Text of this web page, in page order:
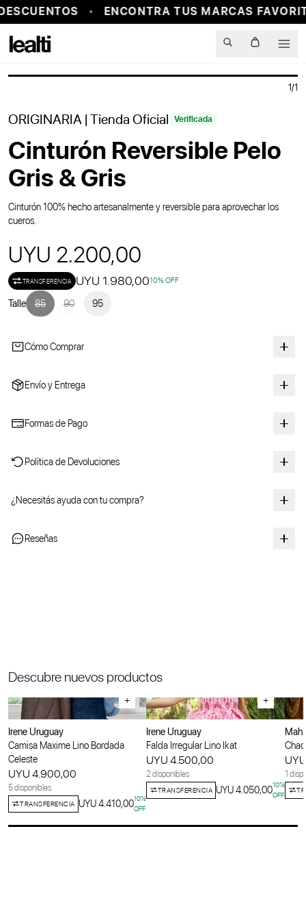
ENCONTRA TUS MARCAS
PROBADOR VIRTUAL
1/1
ORIGINARIA | Tienda Oficial Verificada
Cinturón Reversible Pelo
Gris & Gris
Cinturón 100% hecho artesanalmente y reversible para aprovechar los
cueros.
UYU 2.200,00
TRANSFERENCIA UYU 1.980,0010% OFF
Talle 85 90 95
Cómo Comprar
Envío y Entrega
Formas de Pago
Política de Devoluciones
¿Necesitás ayuda con tu compra?
Reseñas
Descubre nuevos productos
+
Irene Uruguay
Camisa Maxime Lino Bordada
Celeste
UYU 4.900,00
5 disponibles
TRANSFERENCIA UYU 4.410,0010%
OFF
+
Irene Uruguay
Falda Irregular Lino Ikat
UYU 4.500,00
2 disponibles
TRANSFERENCIA UYU 4.050,0010%
OFF
1